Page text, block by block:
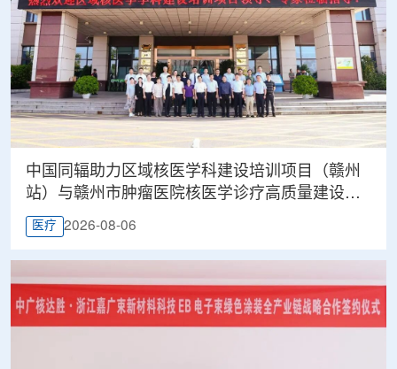
中国同辐助力区域核医学科建设培训项目（赣州
站）与赣州市肿瘤医院核医学诊疗高质量建设项
目同步启动
医疗 2026-08-06